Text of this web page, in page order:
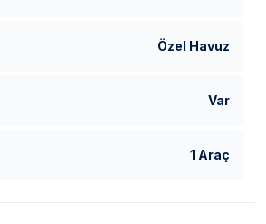
Özel Havuz
Var
1 Araç